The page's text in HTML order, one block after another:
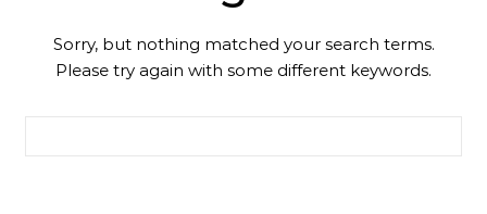
Sorry, but nothing matched your search terms.
Please try again with some different keywords.